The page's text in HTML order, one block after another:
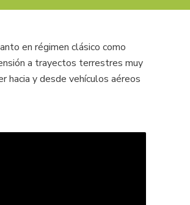
en régimen clásico como
a trayectos terrestres muy
hacia y desde vehículos aéreos